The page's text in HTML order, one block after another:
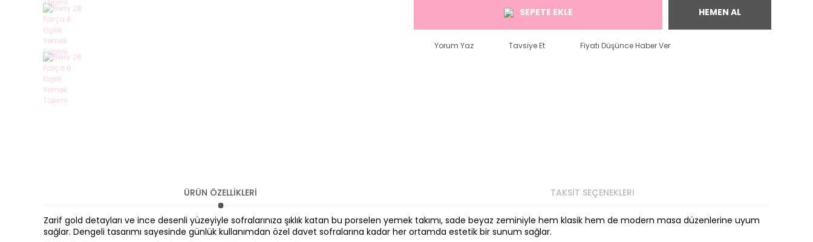
SEPETE EKLE HEMEN AL
Yorum Yaz Tavsiye Et Fiyatı Düşünce Haber Ver
ÜRÜN ÖZELLİKLERİ TAKSİT SEÇENEKLERİ
Zarif gold detayları ve ince desenli yüzeyiyle sofralarınıza şıklık katan bu porselen yemek takımı, sade beyaz zeminiyle hem klasik hem de modern masa düzenlerine uyum
sağlar. Dengeli tasarımı sayesinde günlük kullanımdan özel davet sofralarına kadar her ortamda estetik bir sunum sağlar.